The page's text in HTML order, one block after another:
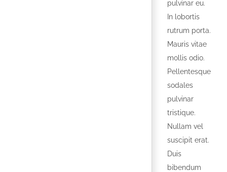
pulvinar eu.
In lobortis
rutrum porta.
Mauris vitae
mollis odio.
Pellentesque
sodales
pulvinar
tristique.
Nullam vel
suscipit erat.
Duis
bibendum